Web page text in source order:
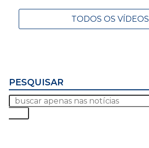
TODOS OS VÍDEOS
PESQUISAR